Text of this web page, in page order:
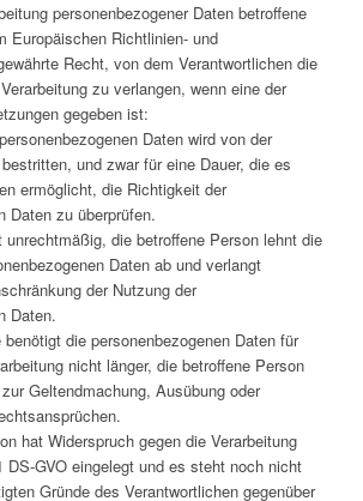
personenbezogener Daten betroffene
Europäischen Richtlinien- und
Recht, von dem Verantwortlichen die
zu verlangen, wenn eine der
gegeben ist:
Daten wird von der
und zwar für eine Dauer, die es
ermöglicht, die Richtigkeit der
Daten zu überprüfen.
unrechtmäßig, die betroffene Person lehnt die
Daten ab und verlangt
der Nutzung der
Daten.
benötigt die personenbezogenen Daten für
nicht länger, die betroffene Person
Geltendmachung, Ausübung oder
hat Widerspruch gegen die Verarbeitung
GVO eingelegt und es steht noch nicht
Gründe des Verantwortlichen gegenüber